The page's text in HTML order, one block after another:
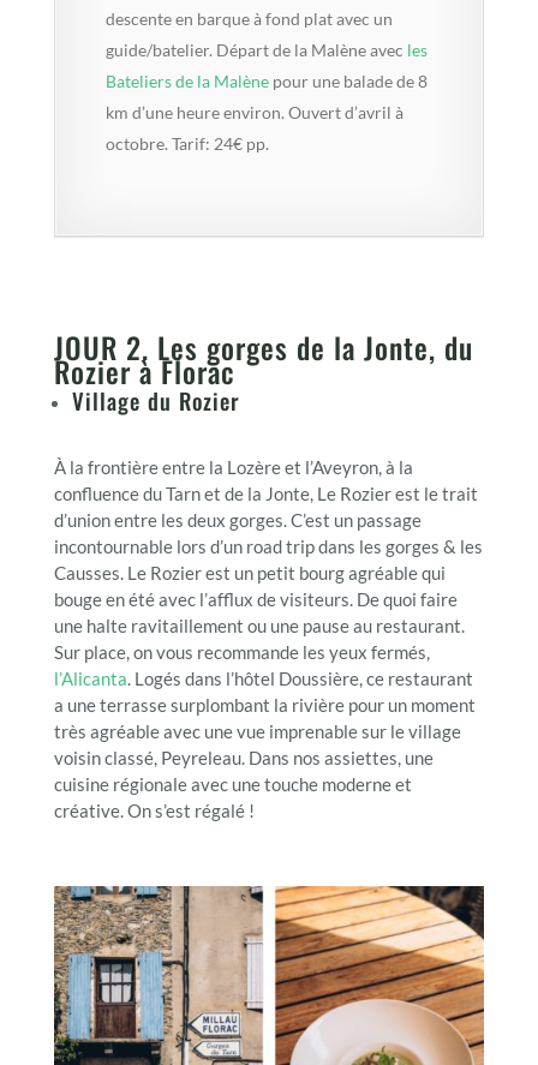
descente en barque à fond plat avec un
guide/batelier. Départ de la Malène avec les
Bateliers de la Malènepour une balade de 8
km d’une heure environ. Ouvert d’avril à
octobre. Tarif: 24€ pp.
JOUR 2. Les gorges de la Jonte, du
Rozier à Florac
Village du Rozier
À la frontière entre la Lozère et l’Aveyron, à la
confluence du Tarn et de la Jonte, Le Rozier est le trait
d’union entre les deux gorges. C’est un passage
incontournable lors d’un road trip dans les gorges & les
Causses. Le Rozier est un petit bourg agréable qui
bouge en été avec l’afflux de visiteurs. De quoi faire
une halte ravitaillement ou une pause au restaurant.
Sur place, on vous recommande les yeux fermés,
l’Alicanta. Logés dans l’hôtel Doussière, ce restaurant
a une terrasse surplombant la rivière pour un moment
très agréable avec une vue imprenable sur le village
voisin classé, Peyreleau. Dans nos assiettes, une
cuisine régionale avec une touche moderne et
créative. On s’est régalé !